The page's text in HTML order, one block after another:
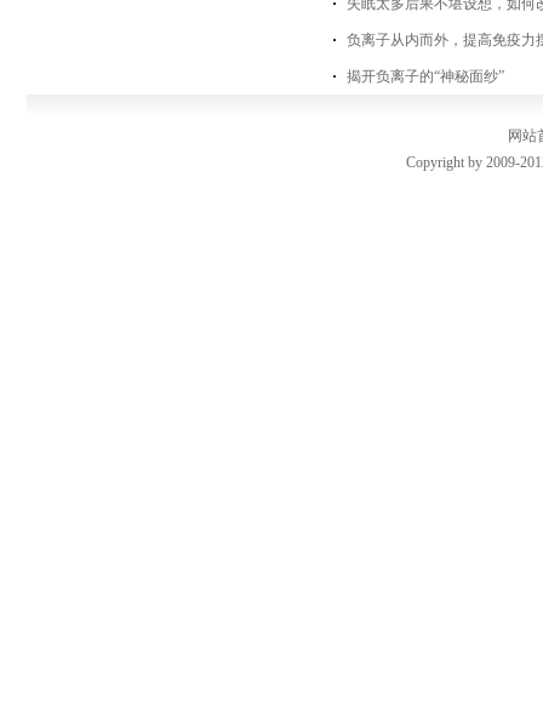
失眠太多后果不堪设想，如何
负离子从内而外，提高免疫力
揭开负离子的“神秘面纱”
网站
Copyright by 2009-